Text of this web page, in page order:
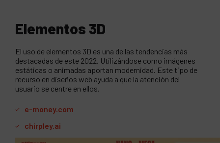
Elementos 3D
El uso de elementos 3D es una de las tendencias más
destacadas de este 2022. Utilizándose como imágenes
estáticas o animadas aportan modernidad. Este tipo de
recurso en diseños web ayuda a que la atención del
usuario se centre en ellos.
e-money.com
chirpley.ai